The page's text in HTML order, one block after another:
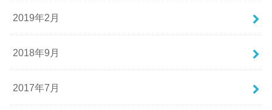
2019年2月
2018年9月
2017年7月